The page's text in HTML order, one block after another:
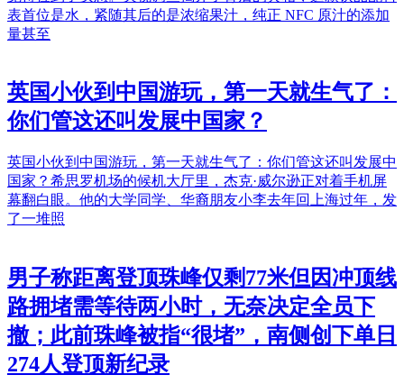
表首位是水，紧随其后的是浓缩果汁，纯正 NFC 原汁的添加
量甚至
英国小伙到中国游玩，第一天就生气了：
你们管这还叫发展中国家？
英国小伙到中国游玩，第一天就生气了：你们管这还叫发展中
国家？希思罗机场的候机大厅里，杰克·威尔逊正对着手机屏
幕翻白眼。他的大学同学、华裔朋友小李去年回上海过年，发
了一堆照
男子称距离登顶珠峰仅剩77米但因冲顶线
路拥堵需等待两小时，无奈决定全员下
撤；此前珠峰被指“很堵”，南侧创下单日
274人登顶新纪录